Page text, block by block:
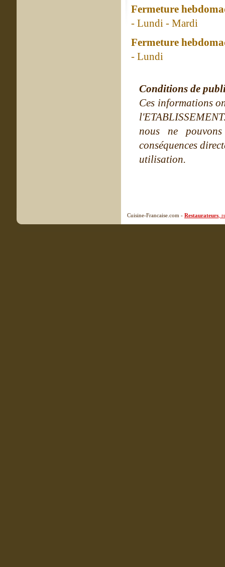
Fermeture
- Lundi - Mardi
Fermeture
- Lundi
Conditions de
Ces informations
nous ne
conséquences
utilisation.
Cuisine-Francaise.com - Restaurateurs ,